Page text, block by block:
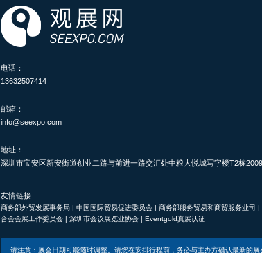
电话：
13632507414
邮箱：
info@seexpo.com
地址：
深圳市宝安区新安街道创业二路与前进一路交汇处中粮大悦城写字楼T2栋2009
友情链接
商务部外贸发展事务局 | 中国国际贸易促进委员会 | 商务部服务贸易和商贸服务业司 |
合会会展工作委员会 | 深圳市会议展览业协会 | Eventgold真展认证
请注意：展会日期可能随时调整。请您在安排行程前，务必与主办方确认最新的展